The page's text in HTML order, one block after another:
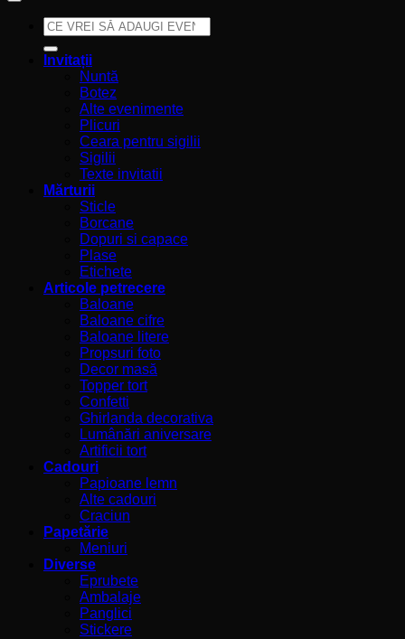
Caută
după:
Invitații
Nuntă
Botez
Alte evenimente
Plicuri
Ceara pentru sigilii
Sigilii
Texte invitatii
Mărturii
Sticle
Borcane
Dopuri si capace
Plase
Etichete
Articole petrecere
Baloane
Baloane cifre
Baloane litere
Propsuri foto
Decor masă
Topper tort
Confetti
Ghirlanda decorativa
Lumânări aniversare
Artificii tort
Cadouri
Papioane lemn
Alte cadouri
Craciun
Papetărie
Meniuri
Diverse
Eprubete
Ambalaje
Panglici
Stickere